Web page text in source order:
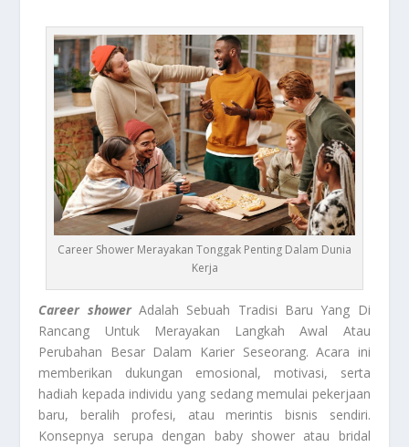
Career Shower Merayakan Tonggak Penting Dalam Dunia
Kerja
Career showerAdalah Sebuah Tradisi Baru Yang Di
Rancang Untuk Merayakan Langkah Awal Atau
Perubahan Besar Dalam Karier Seseorang. Acara ini
memberikan dukungan emosional, motivasi, serta
hadiah kepada individu yang sedang memulai pekerjaan
baru, beralih profesi, atau merintis bisnis sendiri.
Konsepnya serupa dengan baby shower atau bridal